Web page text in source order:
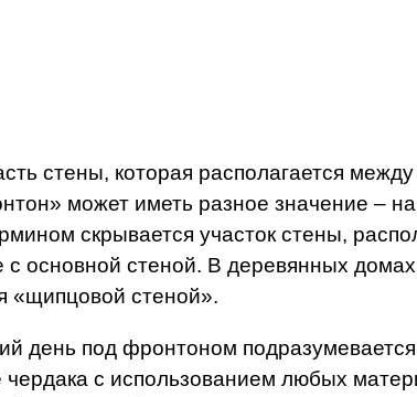
стены, которая располагается
может иметь разное значение –
скрывается участок стены,
основной стеной. В деревянных домах
«щипцовой стеной».
день под фронтоном
с использованием любых